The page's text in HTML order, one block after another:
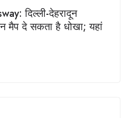
दिल्ली-देहरादून
मैप दे सकता है धोखा; यहां